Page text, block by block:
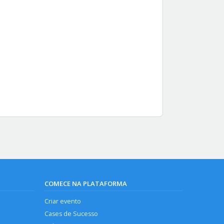
COMECE NA PLATAFORMA
Criar evento
Cases de Sucesso